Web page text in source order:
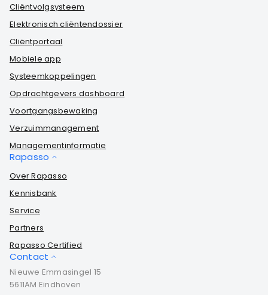
Cliëntvolgsysteem
Elektronisch cliëntendossier
Cliëntportaal
Mobiele app
Systeemkoppelingen
Opdrachtgevers dashboard
Voortgangsbewaking
Verzuimmanagement
Managementinformatie
Rapasso
Over Rapasso
Kennisbank
Service
Partners
Rapasso Certified
Contact
Nieuwe Emmasingel 15
5611AM Eindhoven